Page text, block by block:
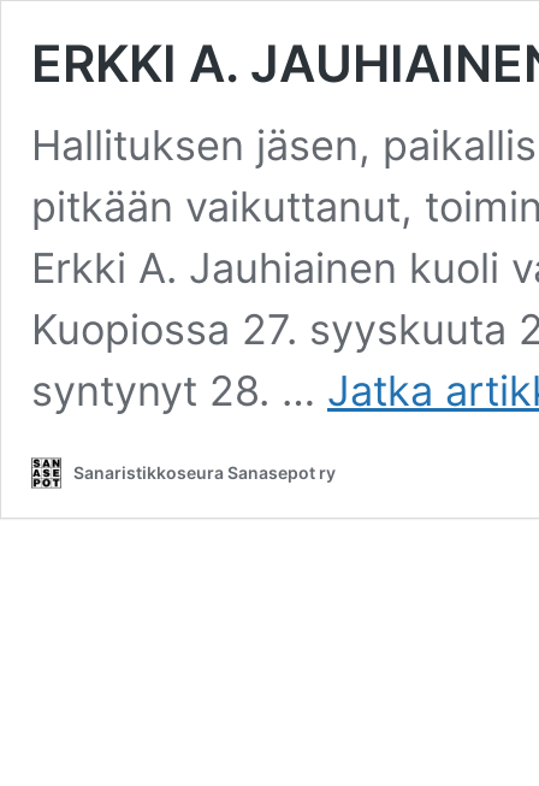
ERKKI A.
Hallituksen jäsen,
pitkään vaikuttanut,
Erkki A. Jauhiainen kuoli
Kuopiossa 27. syyskuuta
syntynyt 28. … Jatka
Sanaristikkoseura Sanasepot ry